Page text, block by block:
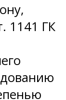
1141 ГК